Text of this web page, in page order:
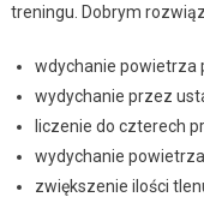
treningu. Dobrym
wdychanie powietrza
wydychanie przez
liczenie do czterech
wydychanie
zwiększenie ilości